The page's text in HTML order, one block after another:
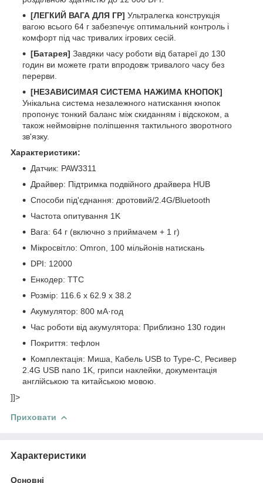
[ЛЕГКИЙ ВАГА ДЛЯ ГР] Ультралегка конструкція
вагою всього 64 г забезпечує оптимальний контроль і
комфорт під час тривалих ігрових сесій.
[Батарея] Завдяки часу роботи від батареї до 130
годин ви можете грати впродовж тривалого часу без
перерви.
[НЕЗАВИСИМАЯ СИСТЕМА НАЖИМА КНОПОК]
Унікальна система незалежного натискання кнопок
пропонує тонкий баланс між скиданням і відскоком, а
також неймовірне поліпшення тактильного зворотного
зв'язку.
Характеристики:
Датчик: PAW3311
Драйвер: Підтримка подвійного драйвера HUB
Способи під'єднання: дротовий/2.4G/Bluetooth
Частота опитування 1K
Вага: 64 г (включно з приймачем + 1 г)
Мікросвітло: Omron, 100 мільйонів натискань
DPI: 12000
Енкодер: TTC
Розмір: 116.6 x 62.9 x 38.2
Акумулятор: 800 мА·год
Час роботи від акумулятора: Приблизно 130 годин
Покриття: тефлон
Комплектація: Миша, Кабель USB to Type-C, Ресивер
2.4G USB nano 1K, грипси наклейки, документація
англійською та китайською мовою.
]]>
Приховати
Характеристики
Основні